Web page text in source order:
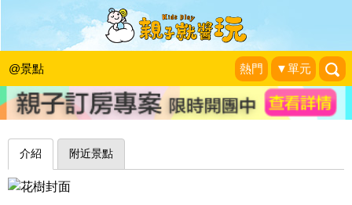
@景點 熱門 ▼單元
不存金錢只存花樹，悠遊無料美麗花園
～彰化花樹銀行
史努比遊樂園|2016-03-14
介紹 附近景點